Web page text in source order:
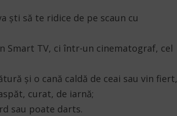
ști să te ridice de pe scaun cu
Smart TV, ci într-un cinematograf, cel
și o cană caldă de ceai sau vin fiert,
curat, de iarnă;
sau poate darts.